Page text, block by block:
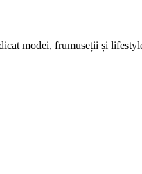
modei, frumuseții și